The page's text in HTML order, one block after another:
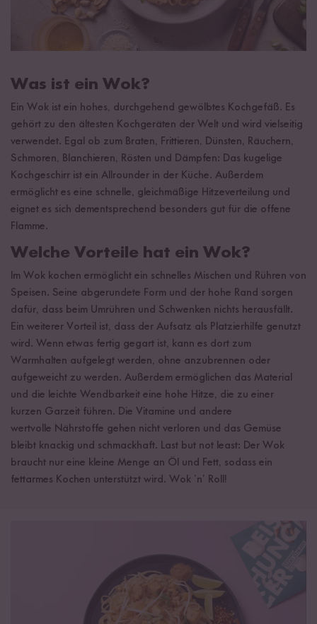
Was ist ein Wok?
Ein Wok ist ein hohes, durchgehend gewölbtes Kochgefäß. Es
gehört zu den ältesten Kochgeräten der Welt und wird vielseitig
verwendet. Egal ob zum Braten, Frittieren, Dünsten, Räuchern,
Schmoren, Blanchieren, Rösten und Dämpfen: Das kugelige
Kochgeschirr ist ein Allrounder in der Küche. Außerdem
ermöglicht es eine schnelle, gleichmäßige Hitzeverteilung und
eignet es sich dementsprechend besonders gut für die offene
Flamme.
Welche Vorteile hat ein Wok?
Im Wok kochen ermöglicht ein schnelles Mischen und Rühren von
Speisen. Seine abgerundete Form und der hohe Rand sorgen
dafür, dass beim Umrühren und Schwenken nichts herausfällt.
Ein weiterer Vorteil ist, dass der Aufsatz als Platzierhilfe genutzt
wird. Wenn etwas fertig gegart ist, kann es dort zum
Warmhalten aufgelegt werden, ohne anzubrennen oder
aufgeweicht zu werden. Außerdem ermöglichen das Material
und die leichte Wendbarkeit eine hohe Hitze, die zu einer
kurzen Garzeit führen. Die Vitamine und andere
wertvolle Nährstoffe gehen nicht verloren und das Gemüse
bleibt knackig und schmackhaft. Last but not least: Der Wok
braucht nur eine kleine Menge an Öl und Fett, sodass ein
fettarmes Kochen unterstützt wird. Wok ’n’ Roll!